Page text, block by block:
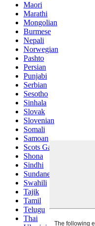
Maori
Marathi
Mongolian
Burmese
Nepali
Norwegian
Pashto
Persian
Punjabi
Serbian
Sesotho
Sinhala
Slovak
Slovenian
Somali
Samoan
Scots Gaelic
Shona
Sindhi
Sundanese
Swahili
Tajik
Tamil
Telugu
Thai